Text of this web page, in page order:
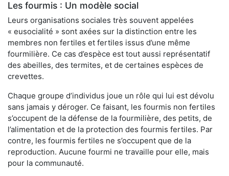
Les fourmis : Un modèle social
Leurs organisations sociales très souvent appelées
« eusocialité » sont axées sur la distinction entre les
membres non fertiles et fertiles issus d’une même
fourmilière. Ce cas d’espèce est tout aussi représentatif
des abeilles, des termites, et de certaines espèces de
crevettes.
Chaque groupe d’individus joue un rôle qui lui est dévolu
sans jamais y déroger. Ce faisant, les fourmis non fertiles
s’occupent de la défense de la fourmilière, des petits, de
l’alimentation et de la protection des fourmis fertiles. Par
contre, les fourmis fertiles ne s’occupent que de la
reproduction. Aucune fourmi ne travaille pour elle, mais
pour la communauté.